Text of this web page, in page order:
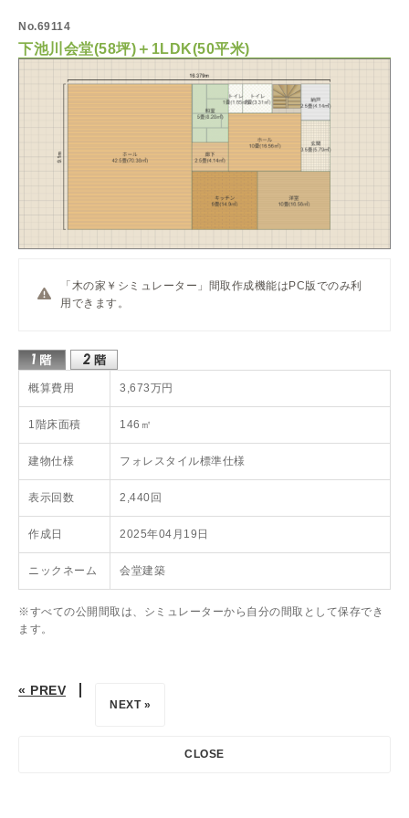
No.69114
下池川会堂(58坪)＋1LDK(50平米)
「木の家￥シミュレーター」間取作成機能はPC版でのみ利
用できます。
概算費用 3,673万円
1階床面積 146㎡
建物仕様 フォレスタイル標準仕様
表示回数 2,440回
作成日 2025年04月19日
ニックネーム 会堂建築
※すべての公開間取は、シミュレーターから自分の間取として保存でき
ます。
« PREV
NEXT »
CLOSE